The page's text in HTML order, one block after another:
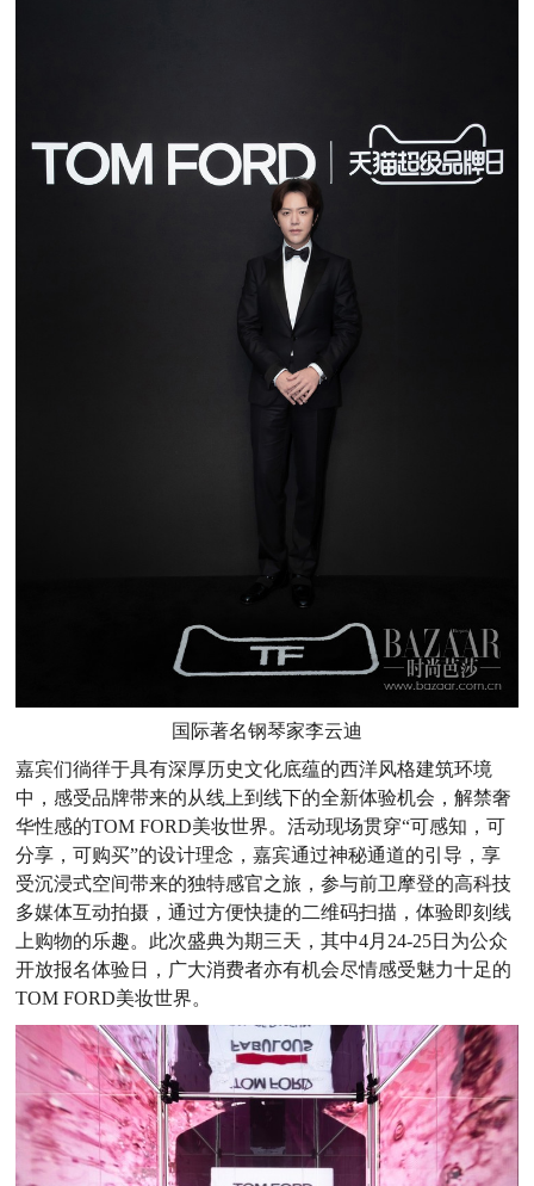
国际著名钢琴家李云迪
嘉宾们徜徉于具有深厚历史文化底蕴的西洋风格建筑环境
中，感受品牌带来的从线上到线下的全新体验机会，解禁奢
华性感的TOM FORD美妆世界。活动现场贯穿“可感知，可
分享，可购买”的设计理念，嘉宾通过神秘通道的引导，享
受沉浸式空间带来的独特感官之旅，参与前卫摩登的高科技
多媒体互动拍摄，通过方便快捷的二维码扫描，体验即刻线
上购物的乐趣。此次盛典为期三天，其中4月24-25日为公众
开放报名体验日，广大消费者亦有机会尽情感受魅力十足的
TOM FORD美妆世界。